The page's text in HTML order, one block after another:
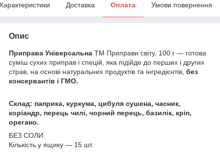
Доставка Оплата Умови повернення
Опис
Приправа Універсальна ТМ Приправи світу, 100 г — готова
суміш сухих приправ і спецій, яка підійде до перших і других
страв, на основі натуральних продуктів та інгредієнтів, без
консервантів і ГМО.
Склад: паприка, куркума, цибуля сушена, часник,
коріандр, перець чилі, чорний перець, базилік, кріп,
орегано.
БЕЗ СОЛИ.
Кількість у ящику — 15 шт.